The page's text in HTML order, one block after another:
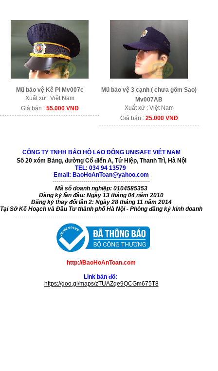
Mũ bảo vệ Kê Pi Mv007c
Xuất xứ : Việt Nam
Giá bán : 55.000 VNĐ
Mũ bảo vệ 3 cạnh ( chưa gồm Sao)
Mv007AB
Xuất xứ : Việt Nam
Giá bán : 25.000 VNĐ
CÔNG TY TNHH BẢO HỘ LAO ĐỘNG UNISAFE VIỆT NAM
Số 20 xóm Bảng, đường Cổ điển A, Tứ Hiệp, Thanh Trì, Hà Nội
TEL: 034 94 13579
Email: BaoHoAnToan@yahoo.com
--------------------------------------------------
Mã số doanh nghiệp: 0104585353
Đăng ký lần đầu: Ngày 13 tháng 04 năm 2010
Đăng ký thay đổi lần 2: Ngày 28 tháng 11 năm 2014
Tại Sở Kế Hoạch và Đầu Tư thành phố Hà Nội - Phòng đăng ký kinh doanh
------------------------------------------------------------------------------------------
http://BaoHoAnToan.com
Link bản đồ:
https://goo.gl/maps/zTUAZqe9QCGm675T8